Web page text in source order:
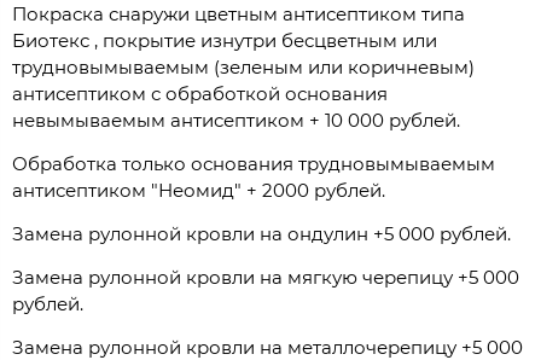
Покраска снаружи цветным антисептиком типа
Биотекс , покрытие изнутри бесцветным или
трудновымываемым (зеленым или коричневым)
антисептиком с обработкой основания
невымываемым антисептиком + 10 000 рублей.
Обработка только основания трудновымываемым
антисептиком "Неомид" + 2000 рублей.
Замена рулонной кровли на ондулин +5 000 рублей.
Замена рулонной кровли на мягкую черепицу +5 000
рублей.
Замена рулонной кровли на металлочерепицу +5 000